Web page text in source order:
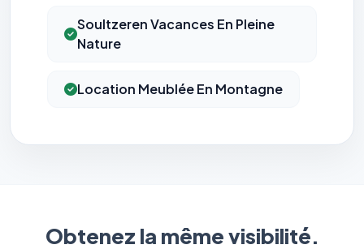
Soultzeren Vacances En Pleine
Nature
Location Meublée En Montagne
Obtenez la même visibilité.